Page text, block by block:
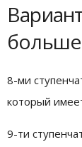
8-ми
который
9-ти